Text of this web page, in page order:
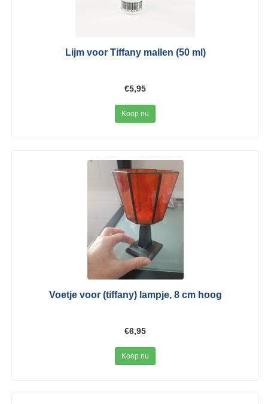
Lijm voor Tiffany mallen (50 ml)
€5,95
Koop nu
Voetje voor (tiffany) lampje, 8 cm hoog
€6,95
Koop nu